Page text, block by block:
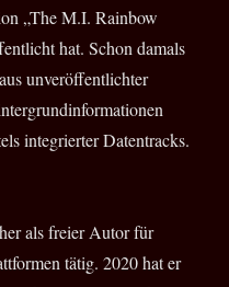
„The M.I. Rainbow
hat. Schon damals
unveröffentlichter
integrierter Datentracks.
als freier Autor für
tätig. 2020 hat er